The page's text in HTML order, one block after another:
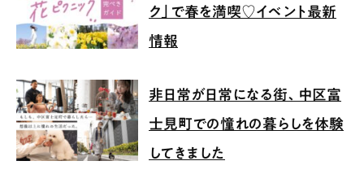
ク」で春を満喫♡イベント最新
情報
非日常が日常になる街、中区富
士見町での憧れの暮らしを体験
してきました